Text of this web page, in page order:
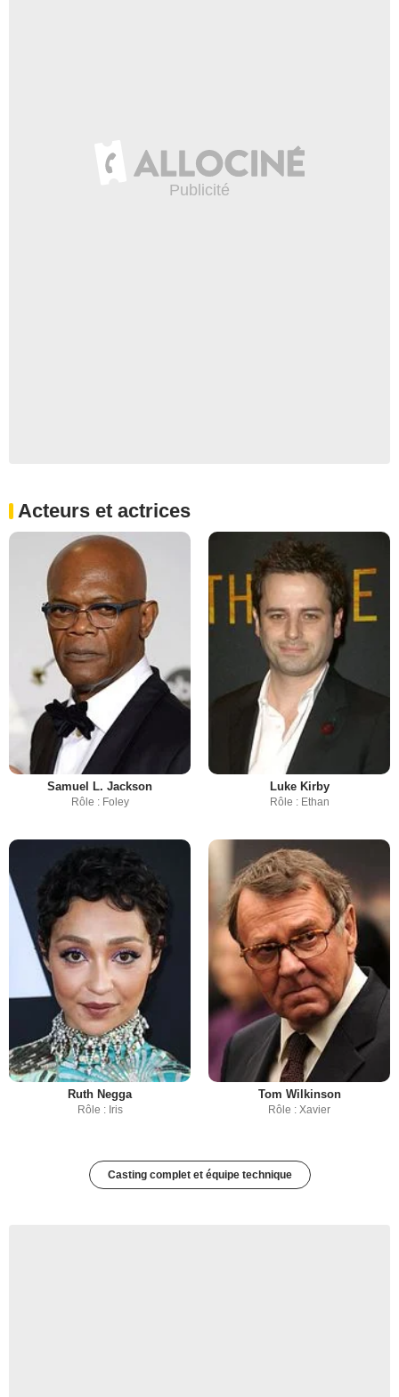
Acteurs et actrices
Samuel L. Jackson
Rôle : Foley
Luke Kirby
Rôle : Ethan
Ruth Negga
Rôle : Iris
Tom Wilkinson
Rôle : Xavier
Casting complet et équipe technique